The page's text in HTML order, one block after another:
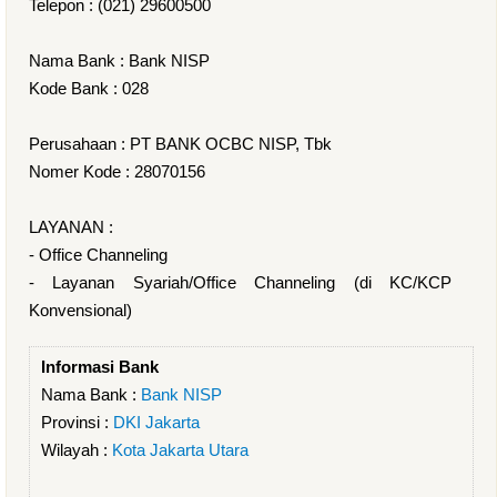
Telepon : (021) 29600500
Nama Bank : Bank NISP
Kode Bank : 028
Perusahaan : PT BANK OCBC NISP, Tbk
Nomer Kode : 28070156
LAYANAN :
- Office Channeling
- Layanan Syariah/Office Channeling (di KC/KCP
Konvensional)
Informasi Bank
Nama Bank : Bank NISP
Provinsi : DKI Jakarta
Wilayah : Kota Jakarta Utara